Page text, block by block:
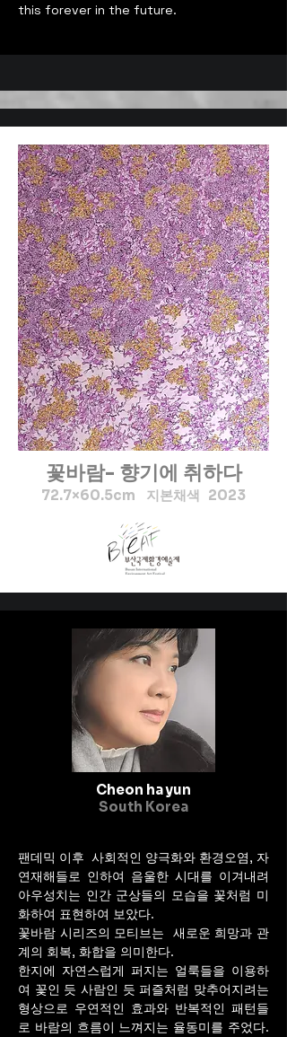
this forever in the future.
꽃바람- 향기에 취하다
72.7×60.5cm 지본채색 2023
Cheon ha yun
South Korea
팬데믹 이후 사회적인 양극화와 환경오염, 자
연재해들로 인하여 음울한 시대를 이겨내려
아우성치는 인간 군상들의 모습을 꽃처럼 미
화하여 표현하여 보았다.
꽃바람 시리즈의 모티브는 새로운 희망과 관
계의 회복, 화합을 의미한다.
한지에 자연스럽게 퍼지는 얼룩들을 이용하
여 꽃인 듯 사람인 듯 퍼즐처럼 맞추어지려는
형상으로 우연적인 효과와 반복적인 패턴들
로 바람의 흐름이 느껴지는 율동미를 주었다.